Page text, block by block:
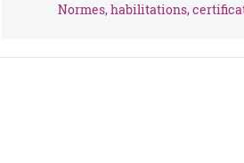
Normes, habilitations,